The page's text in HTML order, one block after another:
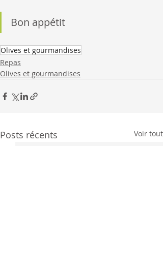
Bon appétit
Olives et gourmandises
Repas
Olives et gourmandises
Posts récents Voir tout